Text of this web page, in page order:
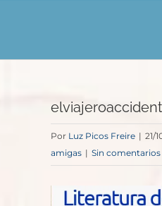
Por Luz Picos Freire | 21/
amigas | Sin comentarios
Ver